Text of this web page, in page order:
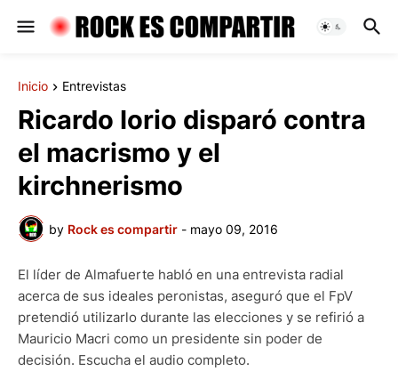
Inicio Entrevistas
Ricardo Iorio disparó contra
el macrismo y el
kirchnerismo
by Rock es compartir - mayo 09, 2016
El líder de Almafuerte habló en una entrevista radial
acerca de sus ideales peronistas, aseguró que el FpV
pretendió utilizarlo durante las elecciones y se refirió a
Mauricio Macri como un presidente sin poder de
decisión. Escucha el audio completo.